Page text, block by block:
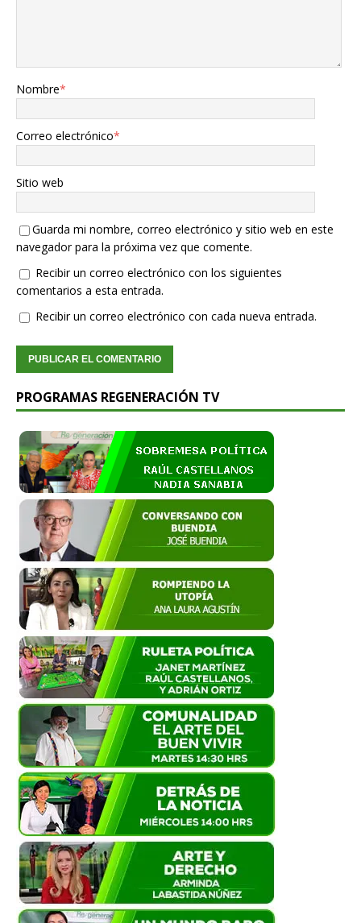
Nombre*
Correo electrónico*
Sitio web
Guarda mi nombre, correo electrónico y sitio web en este
navegador para la próxima vez que comente.
Recibir un correo electrónico con los siguientes
comentarios a esta entrada.
Recibir un correo electrónico con cada nueva entrada.
PROGRAMAS REGENERACIÓN TV